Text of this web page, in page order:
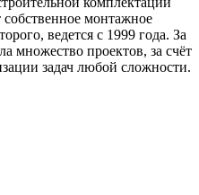
монтажное
ведется с 1999 года. За
множество проектов, за счёт
задач любой сложности.